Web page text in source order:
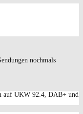
nochmals
auf UKW 92.4, DAB+ und